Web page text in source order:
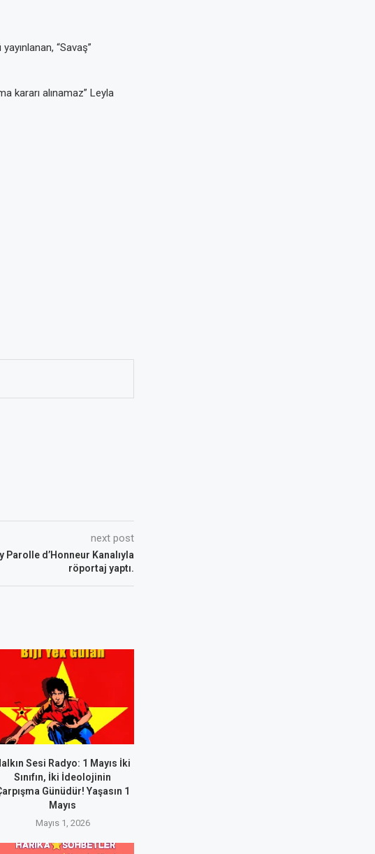
“Savaş”
kararı alınamaz” Leyla
next post
Parolle d’Honneur Kanalıyla
röportaj yaptı.
Sesi Radyo: 1 Mayıs İki
Sınıfın, İki İdeolojinin
Günüdür! Yaşasın 1
Mayıs
Mayıs 1, 2026